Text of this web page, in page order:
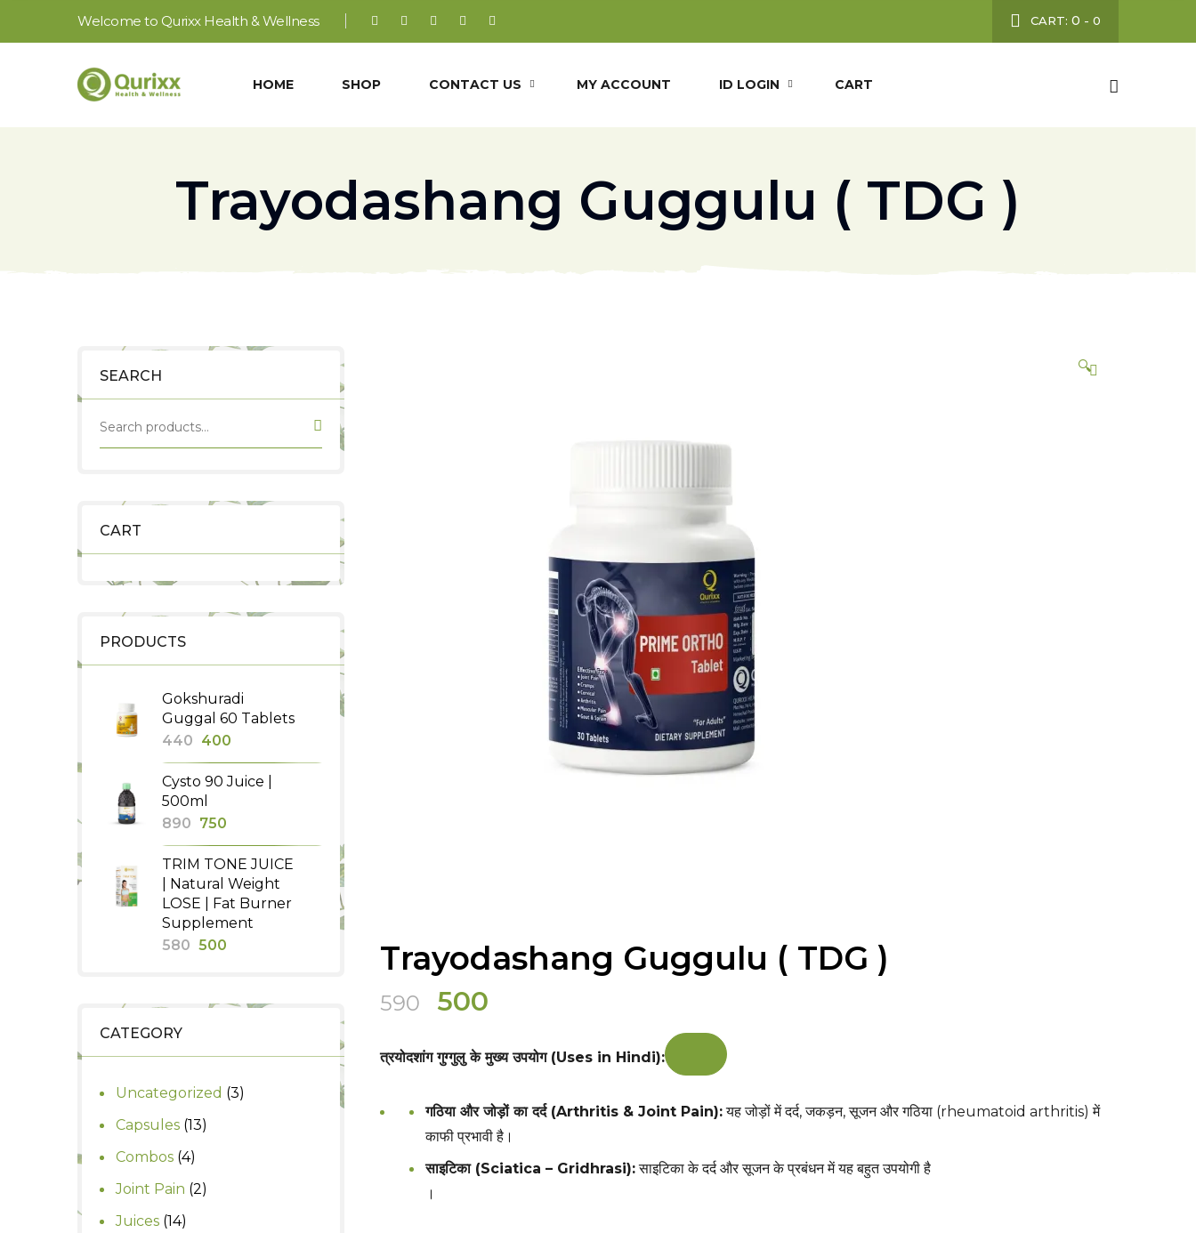
Welcome to Qurixx Health & Wellness CART: 0 - 0
HOME SHOP CONTACT US MY ACCOUNT ID LOGIN CART
Trayodashang Guggulu ( TDG )
SEARCH
CART
PRODUCTS
Gokshuradi
Guggal 60 Tablets
440 Original
price
was:
₹440.
400
price
is:
Cysto 90 Juice |
500ml
890 Original
price
was:
₹890.
750
price
is:
₹750.
TRIM TONE JUICE
| Natural Weight
LOSE | Fat Burner
Supplement
580 Original
500
CATEGORY
Uncategorized 33
Capsules 1313
Combos 44
products
Joint Pain 22
Juices 1414
🔍
Trayodashang Guggulu ( TDG )
590
Original
was:
500
is:
त्रयोदशांग गुग्गुलु के मुख्य उपयोग (Uses in Hindi):
गठिया और जोड़ों का दर्द (Arthritis & Joint Pain):यह जोड़ों में दर्द, जकड़न, सूजन और गठिया (rheumatoid arthritis) में
काफी प्रभावी है।
साइटिका (Sciatica – Gridhrasi):साइटिका के दर्द और सूजन के प्रबंधन में यह बहुत उपयोगी है
।